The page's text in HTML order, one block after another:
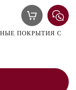
ПОКРЫТИЯ С